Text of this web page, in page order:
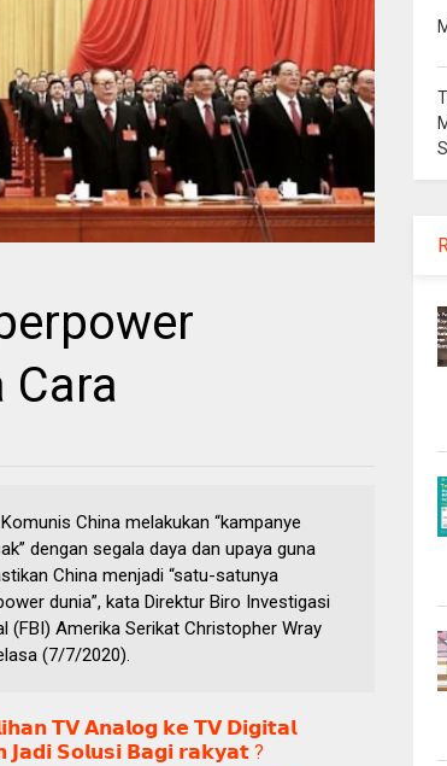
Cara
China melakukan “kampanye
dengan segala daya dan upaya guna
China menjadi “satu-satunya
dunia”, kata Direktur Biro Investigasi
(FBI) Amerika Serikat Christopher Wray
(7/7/2020).
𝗧𝗩 𝗔𝗻𝗮𝗹𝗼𝗴 𝗸𝗲 𝗧𝗩 𝗗𝗶𝗴𝗶𝘁𝗮𝗹
𝗦𝗼𝗹𝘂𝘀𝗶 𝗕𝗮𝗴𝗶 𝗿𝗮𝗸𝘆𝗮𝘁 ?